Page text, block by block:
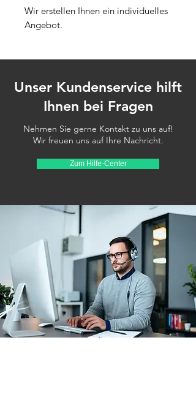
Wir erstellen Ihnen ein individuelles
Angebot.
Unser Kundenservice hilft
Ihnen bei Fragen
Nehmen Sie gerne Kontakt zu uns auf!
Wir freuen uns auf Ihre Nachricht.
Zum Hilfe-Center